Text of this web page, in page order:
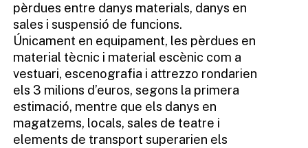
pèrdues entre danys materials, danys en
sales i suspensió de funcions.
Únicament en equipament, les pèrdues en
material tècnic i material escènic com a
vestuari, escenografia i attrezzo rondarien
els 3 milions d’euros, segons la primera
estimació, mentre que els danys en
magatzems, locals, sales de teatre i
elements de transport superarien els